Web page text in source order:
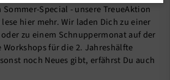
Special - unsere TreueAktion
hier mehr. Wir laden Dich zu einer
zu einem Schnuppermonat auf der
Workshops für die 2. Jahreshälfte
noch Neues gibt, erfährst Du auch